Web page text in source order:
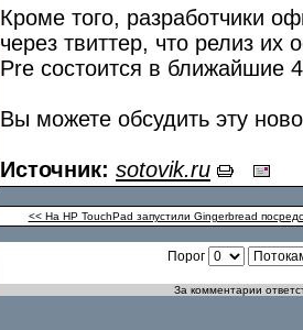
Кроме того, разработчики
через твиттер, что релиз
Pre состоится в ближайшие
Вы можете обсудить эту
Источник: sotovik.ru
<< На HP TouchPad запустили Gingerbread
Порог
За комментарии